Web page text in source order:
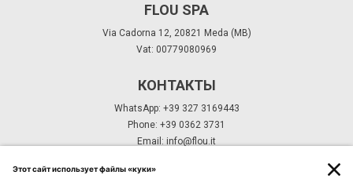
FLOU SPA
Via Cadorna 12, 20821 Meda (MB)
Vat: 00779080969
КОНТАКТЫ
WhatsApp: +39 327 3169443
Phone: +39 0362 3731
Email: info@flou.it
ПОДПИСКА НА РАССЫЛКУ